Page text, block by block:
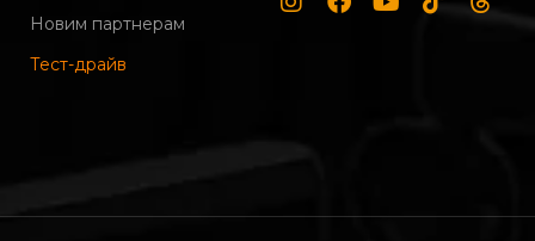
Новим партнерам
Тест-драйв